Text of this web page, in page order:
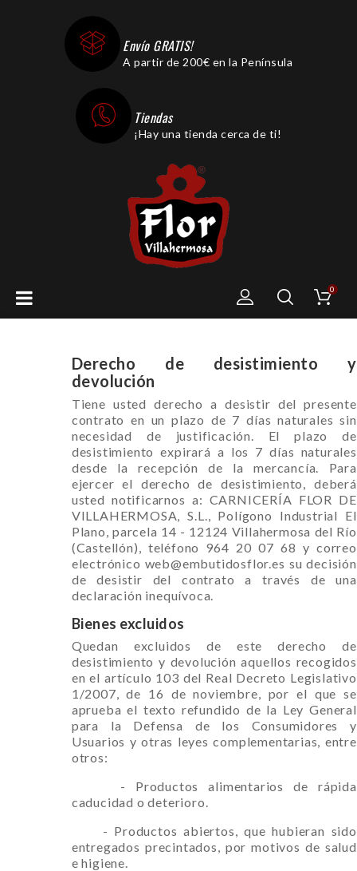
Envío GRATIS!
A partir de 200€ en la Península
Tiendas
¡Hay una tienda cerca de ti!
0
Derecho de desistimiento y
devolución
Tiene usted derecho a desistir del presente
contrato en un plazo de 7 días naturales sin
necesidad de justificación. El plazo de
desistimiento expirará a los 7 días naturales
desde la recepción de la mercancía. Para
ejercer el derecho de desistimiento, deberá
usted notificarnos a: CARNICERÍA FLOR DE
VILLAHERMOSA, S.L., Polígono Industrial El
Plano, parcela 14 - 12124 Villahermosa del Río
(Castellón), teléfono 964 20 07 68 y correo
electrónico web@embutidosflor.es su decisión
de desistir del contrato a través de una
declaración inequívoca.
Bienes excluidos
Quedan excluidos de este derecho de
desistimiento y devolución aquellos recogidos
en el artículo 103 del Real Decreto Legislativo
1/2007, de 16 de noviembre, por el que se
aprueba el texto refundido de la Ley General
para la Defensa de los Consumidores y
Usuarios y otras leyes complementarias, entre
otros:
- Productos alimentarios de rápida
caducidad o deterioro.
- Productos abiertos, que hubieran sido
entregados precintados, por motivos de salud
e higiene.